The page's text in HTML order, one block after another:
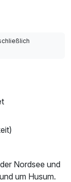
Nordsee und
um Husum.